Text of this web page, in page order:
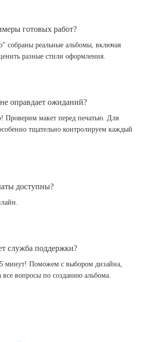
готовых работ?
собраны реальные альбомы, включая
разные стили оформления.
оправдает ожиданий?
Проверим макет перед печатью. Для
тщательно контролируем каждый
доступны?
служба поддержки?
минут! Поможем с выбором дизайна,
вопросы по созданию альбома.